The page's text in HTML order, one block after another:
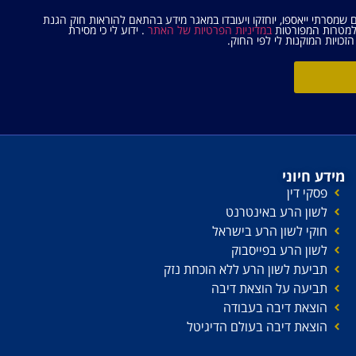
שמסרתי ייאספו, יוחזקו ויעובדו במאגר מידע בהתאם להוראות חוק הגנת
במדיניות הפרטיות של האתר . ידוע לי כי מסירת
המוקנות לי לפי החוק.
מידע חיוני
פסקי דין
לשון הרע באינטרנט
חוקי לשון הרע בישראל
לשון הרע בפייסבוק
תביעת לשון הרע ללא הוכחת נזק
תביעה על הוצאת דיבה
הוצאת דיבה בעבודה
הוצאת דיבה בעולם הדיגיטל